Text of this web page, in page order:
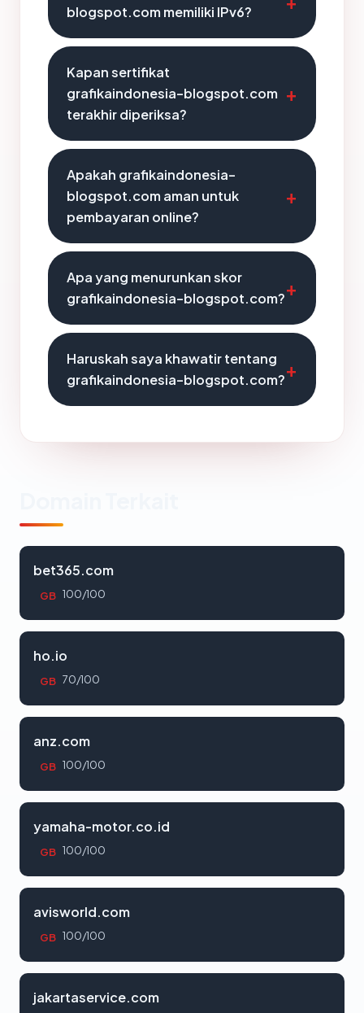
blogspot.com memiliki IPv6?
Kapan sertifikat
grafikaindonesia-blogspot.com
terakhir diperiksa?
Apakah grafikaindonesia-
blogspot.com aman untuk
pembayaran online?
Apa yang menurunkan skor
grafikaindonesia-blogspot.com?
Haruskah saya khawatir tentang
grafikaindonesia-blogspot.com?
bet365.com
GB 100/100
ho.io
GB 70/100
anz.com
GB 100/100
yamaha-motor.co.id
GB 100/100
avisworld.com
GB 100/100
jakartaservice.com